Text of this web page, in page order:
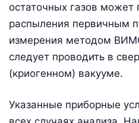
остаточных газов может
распыления первичным
измерения методом
следует проводить в
(криогенном) вакууме.
Указанные приборные